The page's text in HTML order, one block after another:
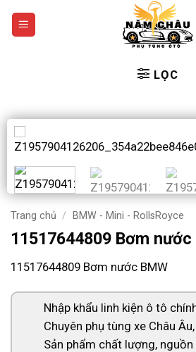
qua
LỌC
Trang chủ / BMW - Mini - RollsRoyce
11517644809 Bơm nước
11517644809 Bơm nước BMW
Nhập khẩu linh kiện ô tô
Chuyên phụ tùng xe Châu
Sản phẩm chất lượng,